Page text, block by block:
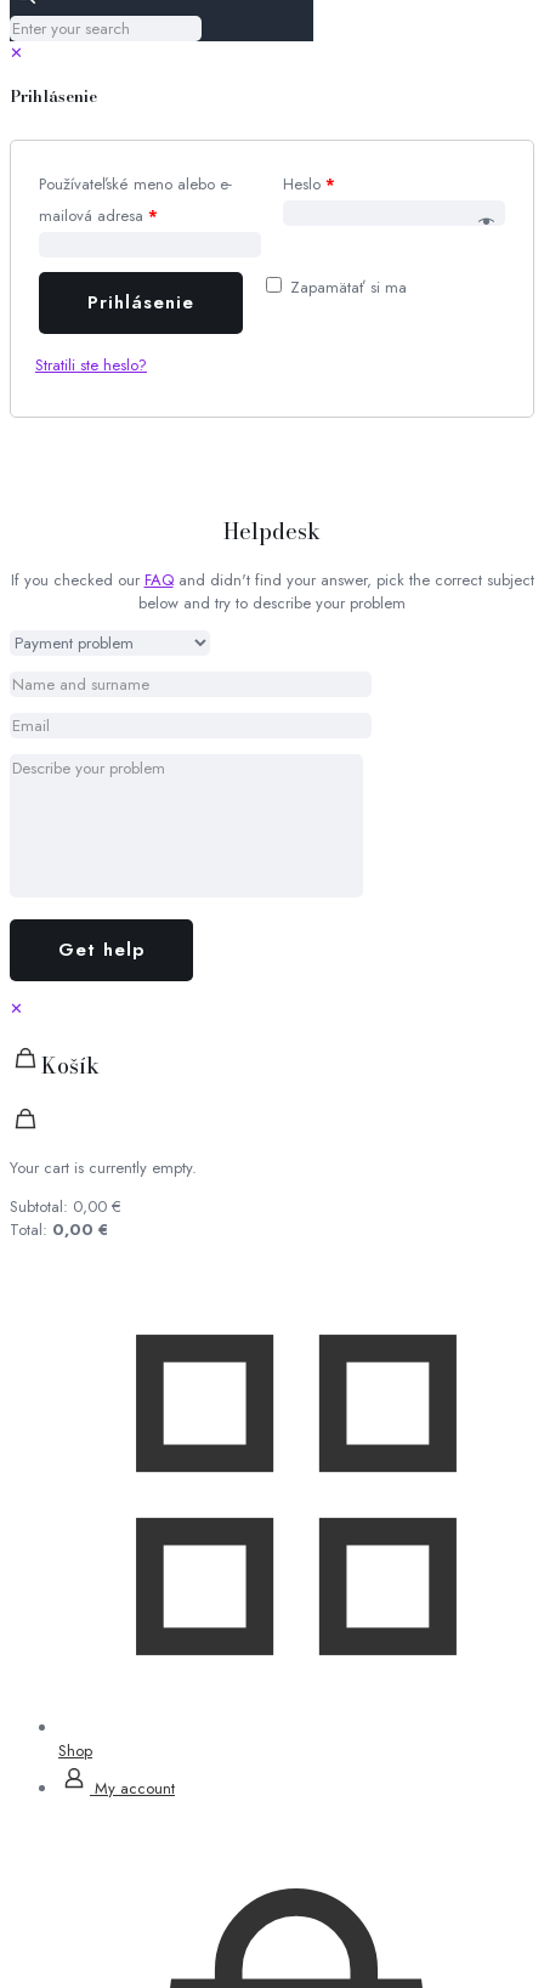
✕
Prihlásenie
Používateľské meno alebo e-
mailová adresa *
Heslo *
Zapamätať si ma
Prihlásenie
Stratili ste heslo?
Helpdesk
If you checked our FAQand didn't find your answer, pick the correct subject
below and try to describe your problem
✕
Košík
Your cart is currently empty.
Subtotal: 0,00 €
Total: 0,00 €
Shop
My account